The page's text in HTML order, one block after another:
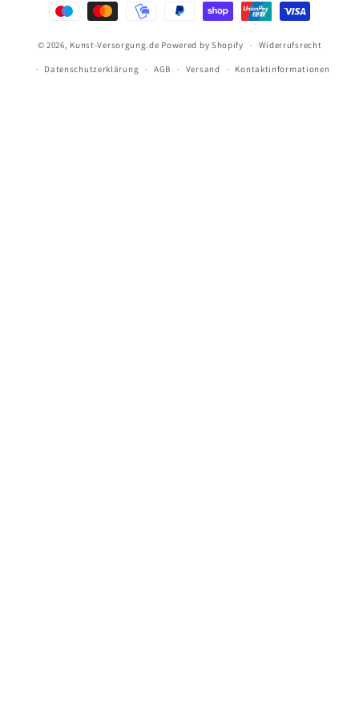
© 2026, Kunst-Versorgung.de Powered by Shopify Widerrufsrecht
Datenschutzerklärung AGB Versand Kontaktinformationen